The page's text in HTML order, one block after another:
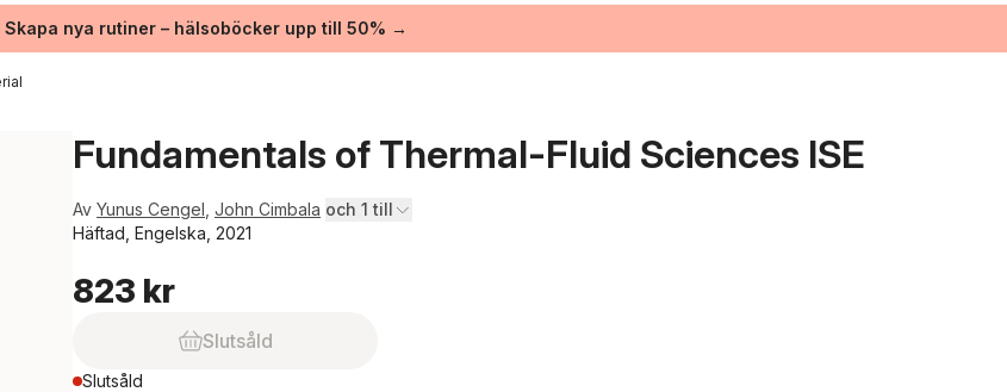
Skapa nya rutiner – hälsoböcker upp till 50% →
Fundamentals of Thermal-Fluid Sciences ISE
Av Yunus Cengel John Cimbala och 1 till
Häftad, Engelska, 2021
823 kr
Slutsåld
Slutsåld